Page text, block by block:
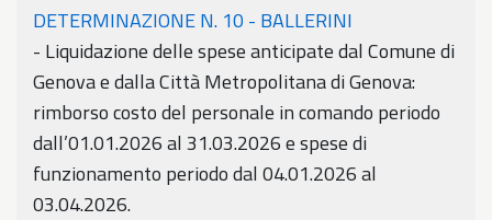
DETERMINAZIONE N. 10 - BALLERINI
- Liquidazione delle spese anticipate dal Comune di
Genova e dalla Città Metropolitana di Genova:
rimborso costo del personale in comando periodo
dall’01.01.2026 al 31.03.2026 e spese di
funzionamento periodo dal 04.01.2026 al
03.04.2026.